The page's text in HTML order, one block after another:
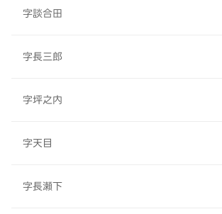
字談合田
字長三郎
字坪之内
字天目
字長瀬下